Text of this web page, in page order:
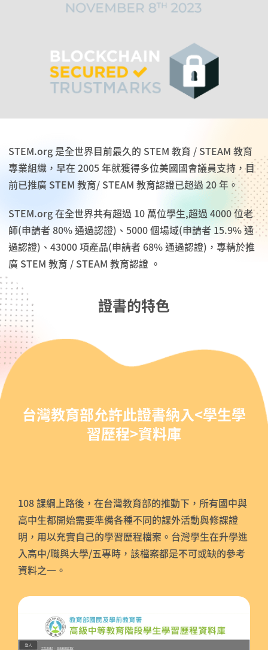
STEM.org 是全世界目前最久的 STEM 教育 / STEAM 教育
專業組織，早在 2005 年就獲得多位美國國會議員支持，目
前已推廣 STEM 教育/ STEAM 教育認證已超過 20 年。
STEM.org 在全世界共有超過 10 萬位學生,超過 4000 位老
師(申請者 80% 通過認證)、5000 個場域(申請者 15.9% 通
過認證)、43000 項產品(申請者 68% 通過認證)，專精於推
廣 STEM 教育 / STEAM 教育認證 。
證書的特色
台灣教育部允許此證書納入<學生學
習歷程>資料庫
108 課綱上路後，在台灣教育部的推動下，所有國中與
高中生都開始需要準備各種不同的課外活動與修課證
明，用以充實自己的學習歷程檔案。台灣學生在升學進
入高中/職與大學/五專時，該檔案都是不可或缺的參考
資料之一。